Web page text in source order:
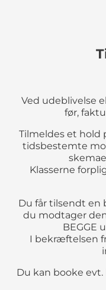
Ved udeblivelse
før,
Tilmeldes et hold
tidsbestemte
Klasserne
Du får tilsendt en
du modtager
BEGGE
I bekræftelsen
Du kan booke